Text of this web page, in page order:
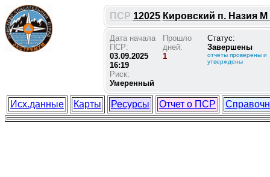
ПСР 12025 Кировский п. Назия М
Дата начала
ПСР:
03.09.2025
16:19
Риск:
Умеренный
Прошло
дней:
1
Статус:
Завершены
отчеты проверены и
утверждены
Исх.данные Карты Ресурсы Отчет о ПСР